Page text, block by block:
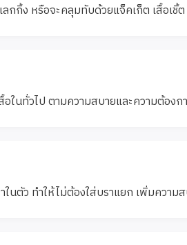
ลกกิ้ง หรือจะคลุมทับด้วยแจ็คเก็ต เสื้อเชิ้
อในทั่วไป ตามความสบายและความต้อง
นตัว ทำให้ไม่ต้องใส่บราแยก เพิ่มความ